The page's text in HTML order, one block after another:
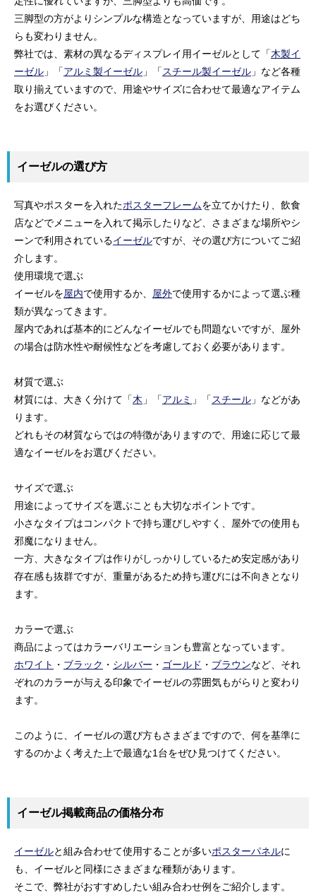
三脚型の方がよりシンプルな構造となっていますが、用途はどち
らも変わりません。
弊社では、素材の異なるディスプレイ用イーゼルとして「木製イ
ーゼル 」「アルミ製イーゼル 」「 スチール製イーゼル 」など各種
取り揃えていますので、用途やサイズに合わせて最適なアイテム
をお選びください。
イーゼルの選び方
写真やポスターを入れたポスターフレームを立てかけたり、飲食
店などでメニューを入れて掲示したりなど、さまざまな場所やシ
ーンで利用されているイーゼルですが、その選び方についてご紹
介します。
使用環境で選ぶ
イーゼルを屋内で使用するか、 屋外で使用するかによって選ぶ種
類が異なってきます。
屋内であれば基本的にどんなイーゼルでも問題ないですが、屋外
の場合は防水性や耐候性などを考慮しておく必要があります。
材質で選ぶ
材質には、大きく分けて「木 」「アルミ 」「 スチール 」などがあ
ります。
どれもその材質ならではの特徴がありますので、用途に応じて最
適なイーゼルをお選びください。
サイズで選ぶ
用途によってサイズを選ぶことも大切なポイントです。
小さなタイプはコンパクトで持ち運びしやすく、屋外での使用も
邪魔になりません。
一方、大きなタイプは作りがしっかりしているため安定感があり
存在感も抜群ですが、重量があるため持ち運びには不向きとなり
ます。
カラーで選ぶ
商品によってはカラーバリエーションも豊富となっています。
ホワイト ・ ブラック ・ シルバー ・ ゴールド ・ ブラウンなど、それ
ぞれのカラーが与える印象でイーゼルの雰囲気もがらりと変わり
ます。
このように、イーゼルの選び方もさまざまですので、何を基準に
するのかよく考えた上で最適な1台をぜひ見つけてください。
イーゼル掲載商品の価格分布
イーゼルと組み合わせて使用することが多いポスターパネルに
も、イーゼルと同様にさまざまな種類があります。
そこで、弊社がおすすめしたい組み合わせ例をご紹介します。